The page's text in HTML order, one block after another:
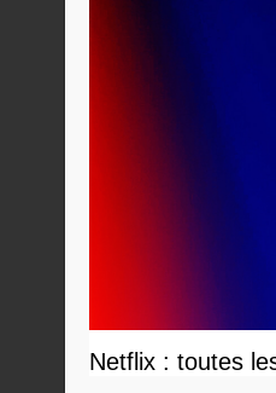
Netflix : toutes